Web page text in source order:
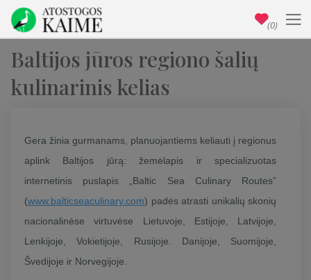
Baltijos jūros regiono šalių
kulinarinis kelias
Gera žinia gurmanams, planuojantiems keliauti į regionus
aplink Baltijos jūrą: žemėlapis ir specializuotas
internetinis puslapis „Baltic Sea Culinary Routes”
(www.balticseaculinary.com) padės atrasti unikalių skonių
nacionalinėse virtuvėse Lietuvoje, Estijoje, Latvijoje,
Lenkijoje, Vokietijoje, Rusijoje. Danijoje, Suomijoje,
Švedijoje ir Norvegijoje.
(0)